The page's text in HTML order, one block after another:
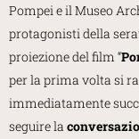
Pompei e il Museo
protagonisti della
proiezione del film “Po
per la prima volta si
immediatamente
seguire la